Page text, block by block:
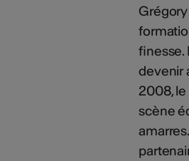
finesse.
devenir
2008, le
scène